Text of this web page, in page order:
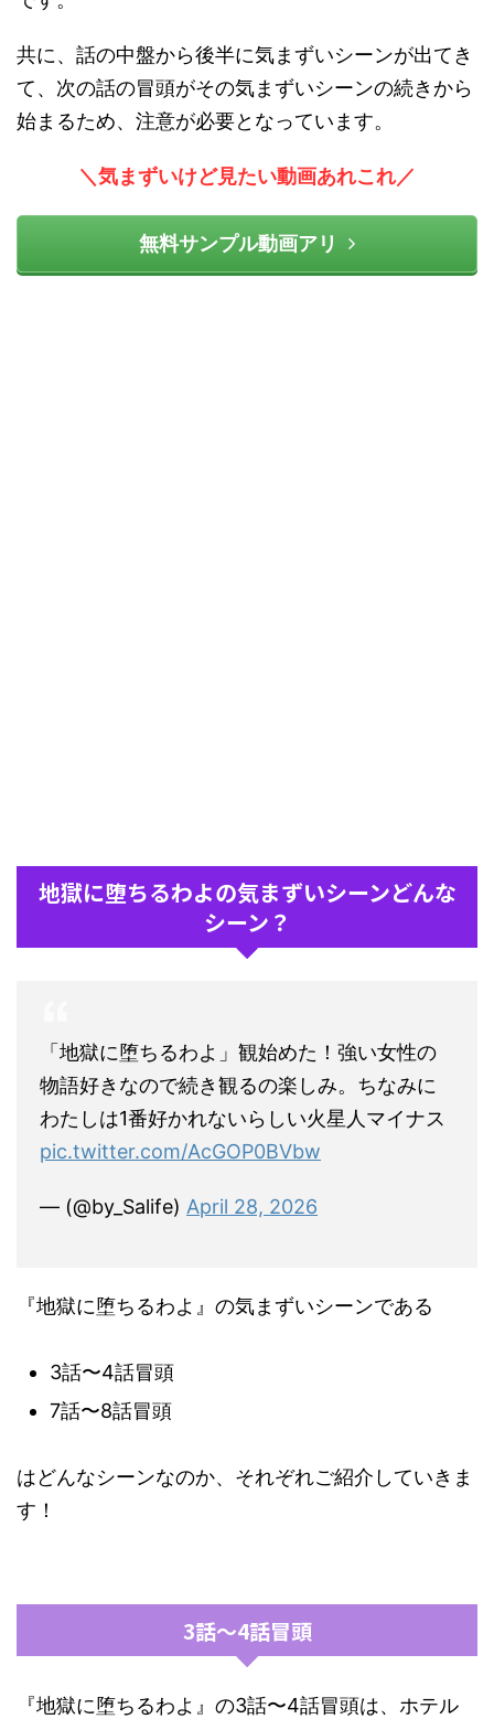
共に、話の中盤から後半に気まずいシーンが出てき
て、次の話の冒頭がその気まずいシーンの続きから
始まるため、注意が必要となっています。
＼気まずいけど見たい動画あれこれ／
無料サンプル動画アリ
地獄に堕ちるわよの気まずいシーンどんな
シーン？
「地獄に堕ちるわよ」観始めた！強い女性の
物語好きなので続き観るの楽しみ。ちなみに
わたしは1番好かれないらしい火星人マイナス
pic.twitter.com/AcGOP0BVbw
— (@by_Salife) April 28, 2026
『地獄に堕ちるわよ』の気まずいシーンである
3話〜4話冒頭
7話〜8話冒頭
はどんなシーンなのか、それぞれご紹介していきま
す！
3話〜4話冒頭
『地獄に堕ちるわよ』の3話〜4話冒頭は、ホテル